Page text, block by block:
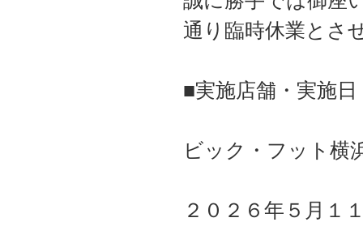
通り臨時休業とさ
■実施店舗・実施日
ビック・フット横
２０２６年５月１